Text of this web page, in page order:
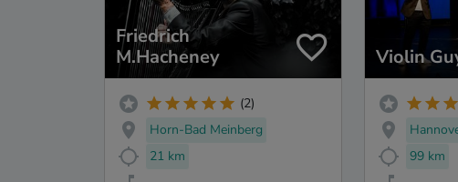
Friedrich
M.Hacheney
(2)
Horn-Bad Meinberg
21 km
Violin
99 km